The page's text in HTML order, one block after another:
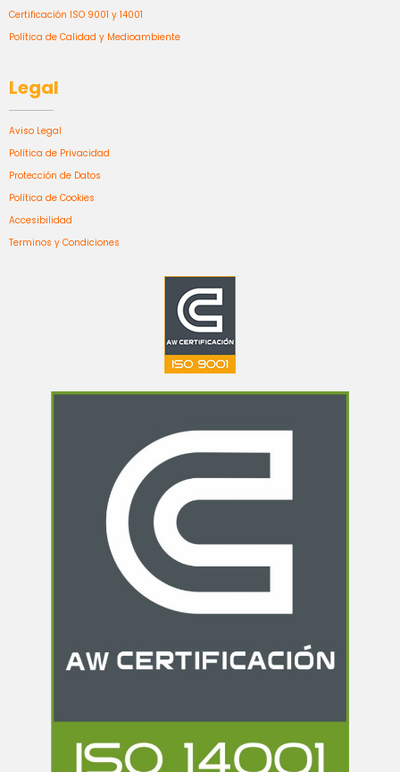
Certificación ISO 9001 y 14001
Política de Calidad y Medioambiente
Legal
Aviso Legal
Política de Privacidad
Protección de Datos
Política de Cookies
Accesibilidad
Terminos y Condiciones